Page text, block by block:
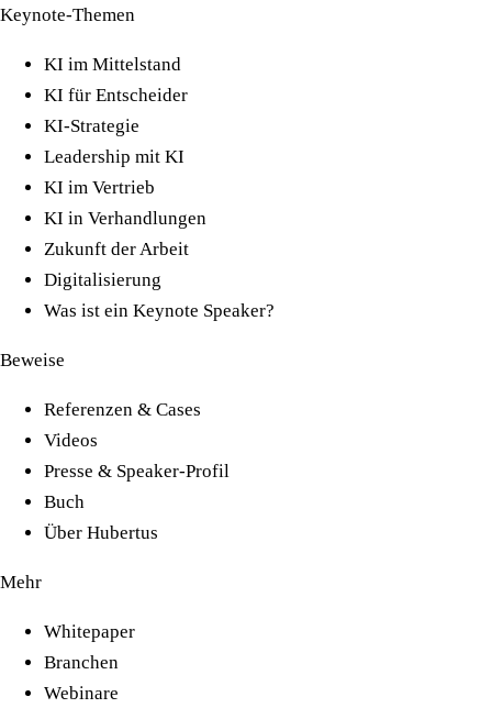
Keynote-Themen
KI im Mittelstand
KI für Entscheider
KI-Strategie
Leadership mit KI
KI im Vertrieb
KI in Verhandlungen
Zukunft der Arbeit
Digitalisierung
Was ist ein Keynote Speaker?
Beweise
Referenzen & Cases
Videos
Presse & Speaker-Profil
Buch
Über Hubertus
Mehr
Whitepaper
Branchen
Webinare